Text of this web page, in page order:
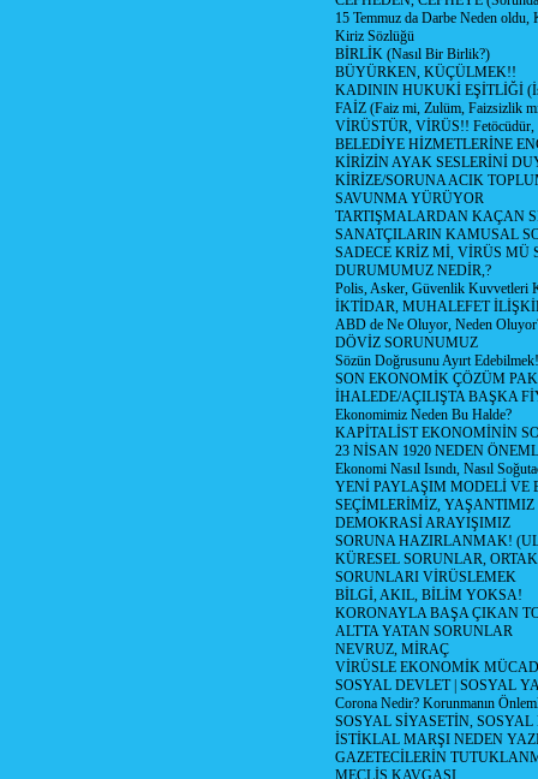
15 Temmuz da Darbe Neden oldu,
Kiriz Sözlüğü
BİRLİK (Nasıl Bir Birlik?)
BÜYÜRKEN, KÜÇÜLMEK!!
KADININ HUKUKİ EŞİTLİĞİ
FAİZ (Faiz mi, Zulüm, Faizsizlik
VİRÜSTÜR, VİRÜS!! Fetöcüdür,
BELEDİYE HİZMETLERİNE
KİRİZİN AYAK SESLERİNİ
KİRİZE/SORUNA ACIK
SAVUNMA YÜRÜYOR
TARTIŞMALARDAN KAÇAN
SANATÇILARIN KAMUSAL
SADECE KRİZ Mİ, VİRÜS MÜ
DURUMUMUZ NEDİR,?
Polis, Asker, Güvenlik Kuvvetleri
İKTİDAR, MUHALEFET
ABD de Ne Oluyor, Neden
DÖVİZ SORUNUMUZ
Sözün Doğrusunu Ayırt Edebilmek!
SON EKONOMİK ÇÖZÜM
İHALEDE/AÇILIŞTA BAŞKA
Ekonomimiz Neden Bu Halde?
KAPİTALİST EKONOMİNİN
23 NİSAN 1920 NEDEN
Ekonomi Nasıl Isındı, Nasıl
YENİ PAYLAŞIM MODELİ VE
SEÇİMLERİMİZ, YAŞANTIMIZ
DEMOKRASİ ARAYIŞIMIZ
SORUNA HAZIRLANMAK!
KÜRESEL SORUNLAR,
SORUNLARI VİRÜSLEMEK
BİLGİ, AKIL, BİLİM YOKSA!
KORONAYLA BAŞA ÇIKAN
ALTTA YATAN SORUNLAR
NEVRUZ, MİRAÇ
VİRÜSLE EKONOMİK
SOSYAL DEVLET | SOSYAL
Corona Nedir? Korunmanın
SOSYAL SİYASETİN,
İSTİKLAL MARŞI NEDEN
GAZETECİLERİN
MECLİS KAVGASI